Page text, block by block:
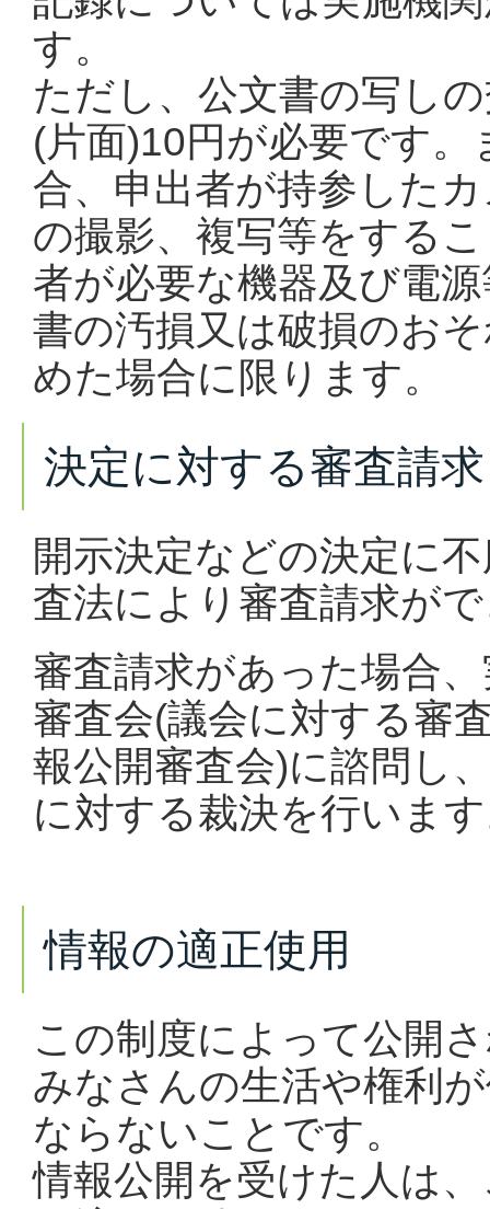
す。
ただし、公文書の写し
(片面)10円が必要です
合、申出者が持参した
の撮影、複写等をする
者が必要な機器及び電
書の汚損又は破損のお
めた場合に限ります。
決定に対する審査請求
開示決定などの決定に
査法により審査請求が
審査請求があった場合
審査会(議会に対する審
報公開審査会)に諮問し
に対する裁決を行いま
情報の適正使用
この制度によって公開
みなさんの生活や権利
ならないことです。
情報公開を受けた人は